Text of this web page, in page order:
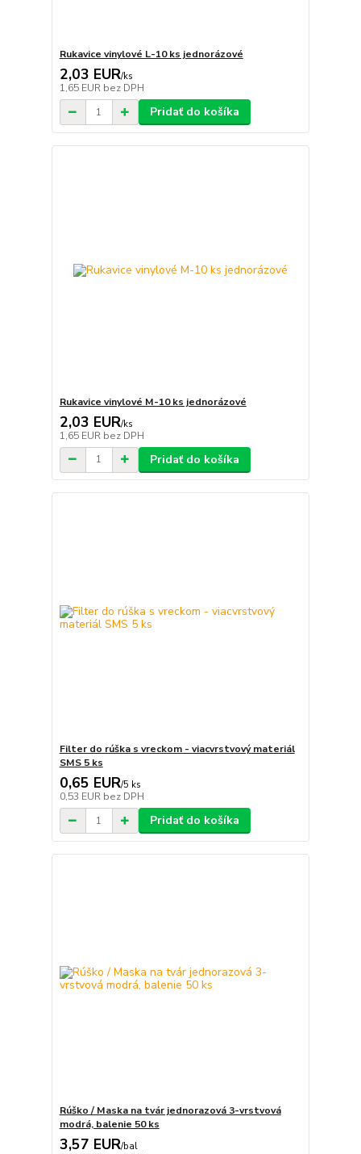
Rukavice vinylové L-10 ks jednorázové
2,03 EUR/ks
1,65 EUR bez DPH
Pridať do košíka
Rukavice vinylové M-10 ks jednorázové
2,03 EUR/ks
1,65 EUR bez DPH
Pridať do košíka
Filter do rúška s vreckom - viacvrstvový materiál
SMS 5 ks
0,65 EUR/5 ks
0,53 EUR bez DPH
Pridať do košíka
Rúško / Maska na tvár jednorazová 3-vrstvová
modrá, balenie 50 ks
3,57 EUR/bal